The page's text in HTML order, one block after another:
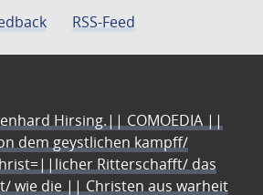
RSS-Feed
Hirsing.|| COMOEDIA ||
dem geystlichen kampff/
Ritterschafft/ das
wie die || Christen aus warheit